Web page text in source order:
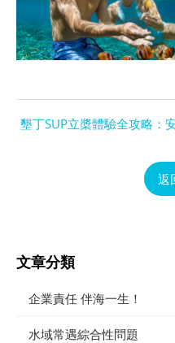
墾丁SUP立槳體驗全攻略：
返
文章分類
企業責任 伴海一生！
水域常遇綜合性問題